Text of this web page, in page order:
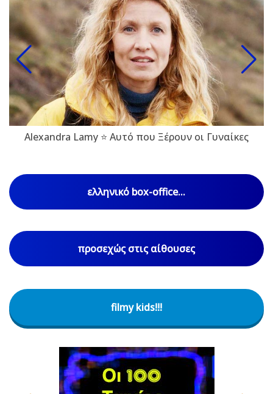
Alexandra Lamy ⭐ Αυτό που Ξέρουν οι Γυναίκες
ελληνικό box-office...
προσεχώς στις αίθουσες
filmy kids!!!